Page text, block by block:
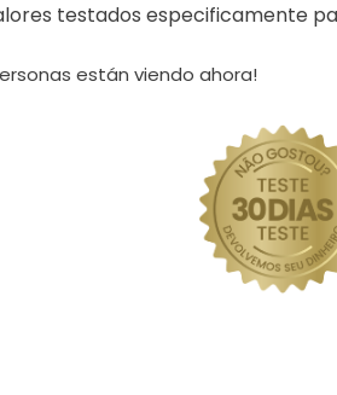
testados especificamente
están viendo ahora!